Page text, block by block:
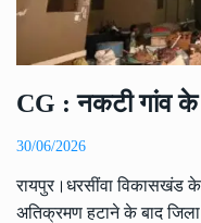
CG : नकटी गांव के
30/06/2026
रायपुर।धरसींवा विकासखंड
अतिक्रमण हटाने के बाद जिला